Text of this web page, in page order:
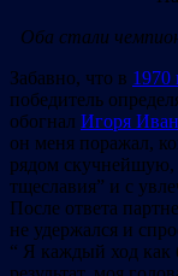
Оба стали
Забавно, что в 1970
победитель
обогнал Игоря
он меня поражал,
рядом скучнейшую,
тщеславия” и с
После ответа
не удержался и
“ Я каждый ход как